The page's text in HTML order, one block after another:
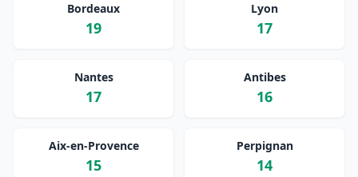
Bordeaux
19
Lyon
17
Nantes
17
Antibes
16
Aix-en-Provence
15
Perpignan
14